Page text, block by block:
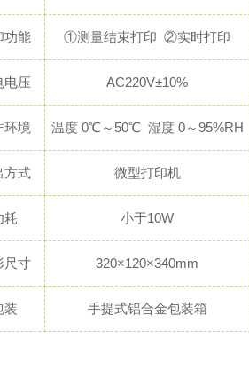
功能 ①测量结束打印 ②实时打印
电压 AC220V±10%
环境 温度 0℃～50℃ 湿度 0～95%RH
方式 微型打印机
耗 小于10W
尺寸 320×120×340mm
装 手提式铝合金包装箱